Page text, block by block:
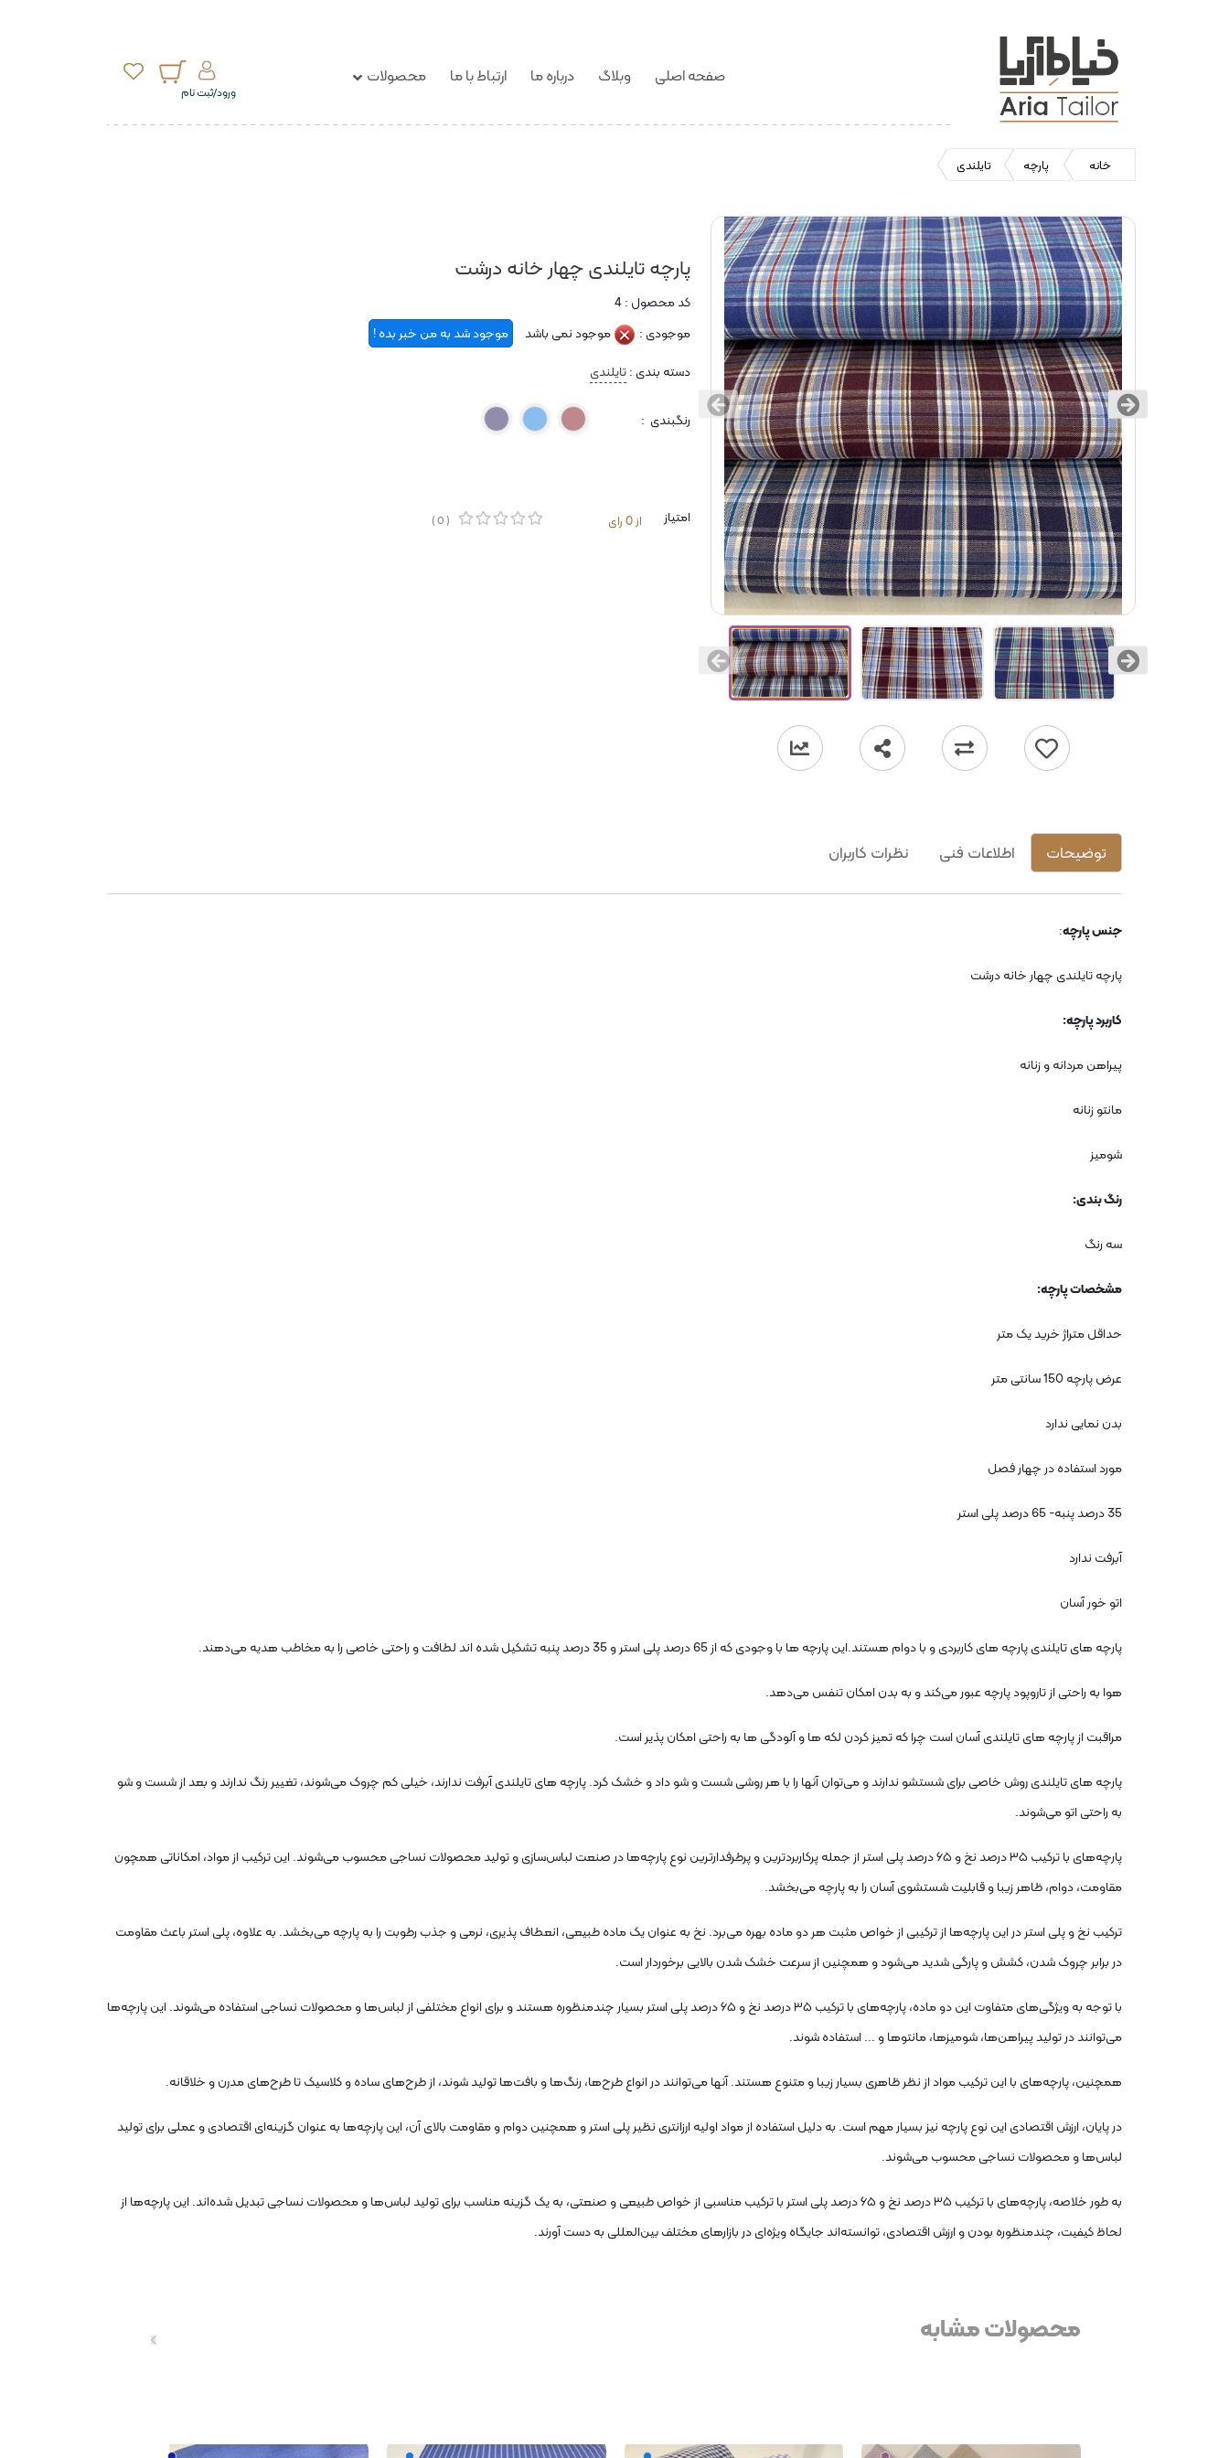
ورود/ثبت نام
صفحه اصلی وبلاگ درباره ما ارتباط با ما محصولات
خانه پارچه تایلندی
پارچه تایلندی چهار خانه درشت
کد محصول :4
موجودی :
موجود نمی باشد
موجود شد به من خبر بده !
دسته بندی :تایلندی
رنگبندی :
امتیاز از 0 رای ( 0 )
توضیحات اطلاعات فنی نظرات کاربران
جنس پارچه:
پارچه تایلندی چهار خانه درشت
کاربرد پارچه:
پیراهن مردانه و زنانه
مانتو زنانه
شومیز
رنگ بندی:
سه رنگ
مشخصات پارچه:
حداقل متراژ خرید یک متر
عرض پارچه 150 سانتی متر
بدن نمایی ندارد
مورد استفاده در چهار فصل
35درصد پنبه- 65 درصد پلی استر
آبرفت ندارد
اتو خور آسان
پارچه های تایلندی پارچه های کاربردی و با دوام هستند.این پارچه ها با وجودی که از 65 درصد پلی استر و 35 درصد پنبه تشکیل شده اند لطافت و راحتی خاصی را به مخاطب هدیه می‌دهند.
هوا به راحتی از تاروپود پارچه عبور می‌کند و به بدن امکان تنفس می‌دهد.
مراقبت از پارچه های تایلندی آسان است چرا که تمیز کردن لکه ها و آلودگی ها به راحتی امکان پذیر است.
پارچه های تایلندی روش خاصی برای شستشو ندارند و می‌توان آنها را با هر روشی شست و شو داد و خشک کرد. پارچه های تایلندی آبرفت ندارند، خیلی کم چروک می‌شوند، تغییر رنگ ندارند و بعد از شست و شو
به راحتی اتو می‌شوند.
پارچه‌های با ترکیب ۳۵ درصد نخ و ۶۵ درصد پلی استر از جمله پرکاربردترین و پرطرفدارترین نوع پارچه‌ها در صنعت لباس‌سازی و تولید محصولات نساجی محسوب می‌شوند. این ترکیب از مواد، امکاناتی همچون
مقاومت، دوام، ظاهر زیبا و قابلیت شستشوی آسان را به پارچه می‌بخشد.
ترکیب نخ و پلی استر در این پارچه‌ها از ترکیبی از خواص مثبت هر دو ماده بهره می‌برد. نخ به عنوان یک ماده طبیعی، انعطاف پذیری، نرمی و جذب رطوبت را به پارچه می‌بخشد. به علاوه، پلی استر باعث مقاومت
در برابر چروک‌ شدن، کشش و پارگی شدید می‌شود و همچنین از سرعت خشک شدن بالایی برخوردار است.
با توجه به ویژگی‌های متفاوت این دو ماده، پارچه‌های با ترکیب ۳۵ درصد نخ و ۶۵ درصد پلی استر بسیار چندمنظوره هستند و برای انواع مختلفی از لباس‌ها و محصولات نساجی استفاده می‌شوند. این پارچه‌ها
می‌توانند در تولید پیراهن‌ها، شومیزها، مانتو‌ها و ... استفاده شوند.
همچنین، پارچه‌های با این ترکیب مواد از نظر ظاهری بسیار زیبا و متنوع هستند. آنها می‌توانند در انواع طرح‌ها، رنگ‌ها و بافت‌ها تولید شوند، از طرح‌های ساده و کلاسیک تا طرح‌های مدرن و خلاقانه.
در پایان، ارزش اقتصادی این نوع پارچه نیز بسیار مهم است. به دلیل استفاده از مواد اولیه ارزانتری نظیر پلی استر و همچنین دوام و مقاومت بالای آن، این پارچه‌ها به عنوان گزینه‌ای اقتصادی و عملی برای تولید
لباس‌ها و محصولات نساجی محسوب می‌شوند.
به طور خلاصه، پارچه‌های با ترکیب ۳۵ درصد نخ و ۶۵ درصد پلی استر با ترکیب مناسبی از خواص طبیعی و صنعتی، به یک گزینه مناسب برای تولید لباس‌ها و محصولات نساجی تبدیل شده‌اند. این پارچه‌ها از
لحاظ کیفیت، چندمنظوره بودن و ارزش اقتصادی، توانسته‌اند جایگاه ویژه‌ای در بازارهای مختلف بین‌المللی به دست آورند.
محصولات مشابه